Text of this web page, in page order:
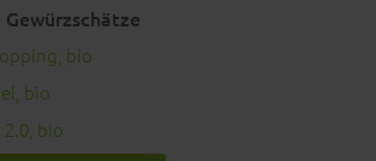
bio
bio
bio